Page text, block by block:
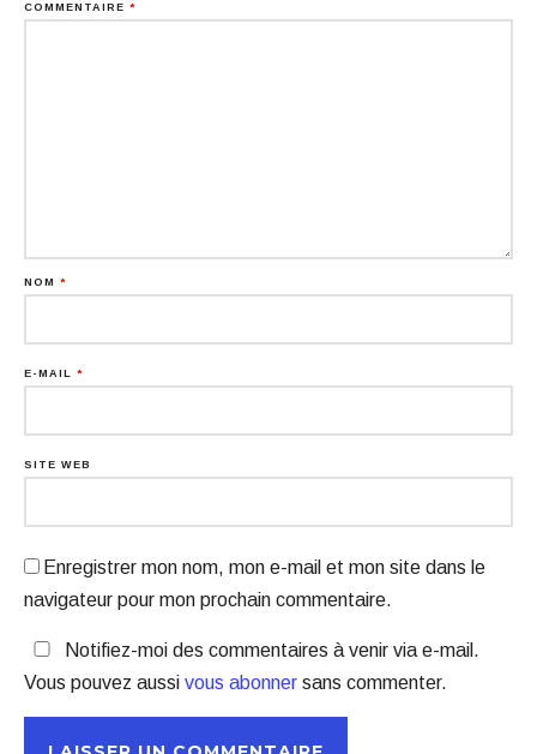
COMMENTAIRE *
NOM *
E-MAIL *
SITE WEB
Enregistrer mon nom, mon e-mail et mon site dans le
navigateur pour mon prochain commentaire.
Notifiez-moi des commentaires à venir via e-mail.
Vous pouvez aussi vous abonner sans commenter.